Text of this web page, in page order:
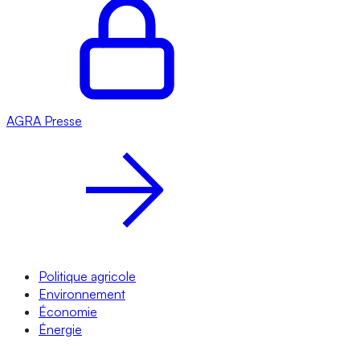
AGRA Presse
Politique agricole
Environnement
Économie
Énergie